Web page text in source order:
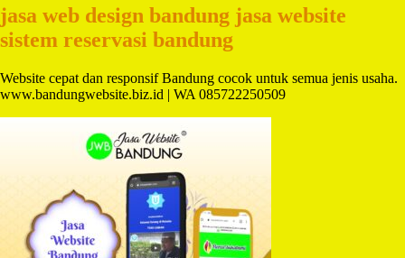
jasa web design bandung jasa website
sistem reservasi bandung
Website cepat dan responsif Bandung cocok untuk semua jenis usaha.
www.bandungwebsite.biz.id | WA 085722250509